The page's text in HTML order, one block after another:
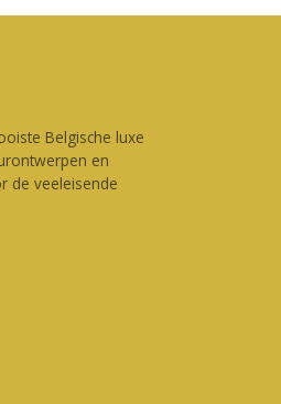
Belgische luxe
en
de veeleisende